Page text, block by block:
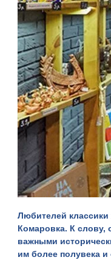
Любителей классики
Комаровка. К слову,
важными
им более полувека и